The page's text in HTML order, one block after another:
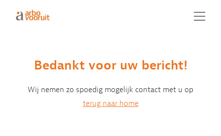
Bedankt voor uw bericht!
Wij nemen zo spoedig mogelijk contact met u op
terug naar home